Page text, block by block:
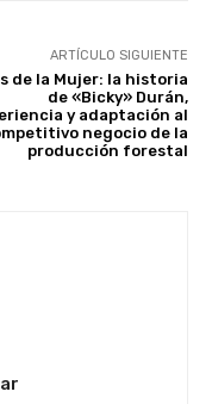
ARTÍCULO SIGUIENTE
de la Mujer: la historia
de «Bicky» Durán,
y adaptación al
negocio de la
producción forestal